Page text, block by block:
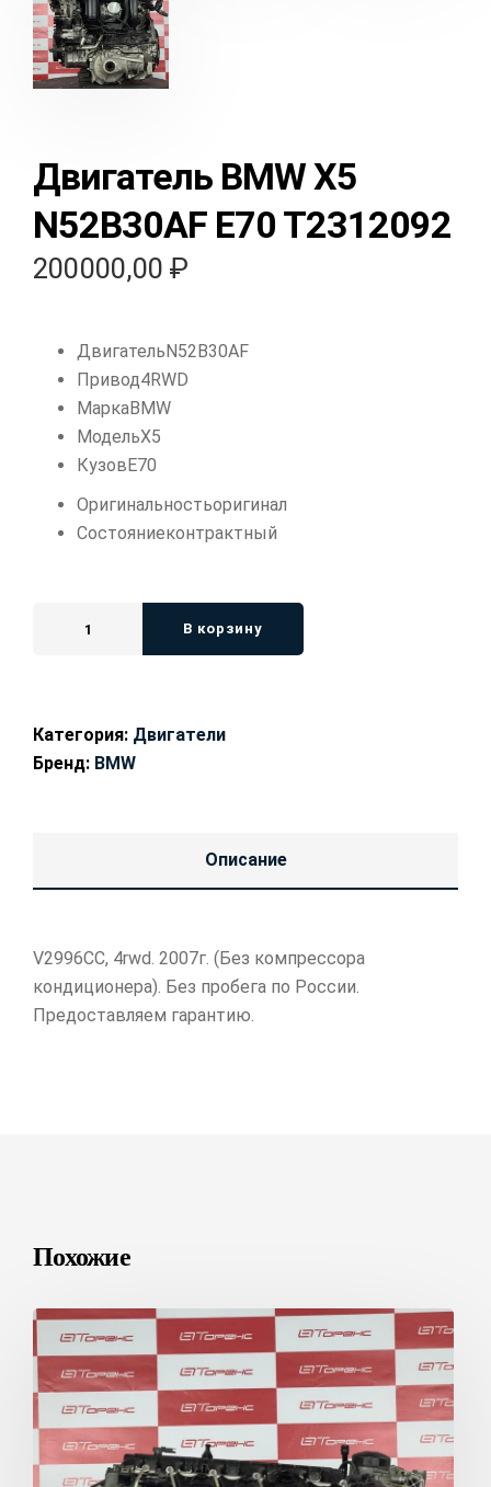
Двигатель BMW X5
N52B30AF E70 T2312092
200000,00 ₽
Двигатель N52B30AF
Привод4RWD
МаркаBMW
МодельX5
Кузов E70
Оригинальностьоригинал
Состояниеконтрактный
В корзину
Категория: Двигатели
Бренд: BMW
Описание
V2996CC, 4rwd. 2007г. (Без компрессора
кондиционера). Без пробега по России.
Предоставляем гарантию.
Похожие